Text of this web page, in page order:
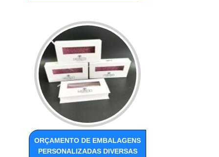
ORÇAMENTO DE EMBALAGENS
PERSONALIZADAS DIVERSAS